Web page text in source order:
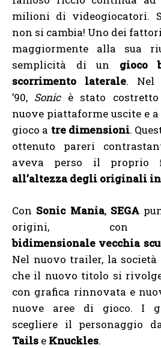
milioni di videogiocatori.
non si cambia! Uno dei
maggiormente alla sua
semplicità di un gioco
scorrimento laterale. Nel
’90, Sonicè stato
nuove piattaforme uscite e
gioco a tre dimensioni.
ottenuto pareri
aveva perso il proprio
all’altezza degli originali in
Con Sonic Mania, SEGA
origini,
bidimensionale vecchia
Nel nuovo trailer, la società
che il nuovo titolo si
con grafica rinnovata e
nuove aree di gioco. I
scegliere il personaggio
Tails e Knuckles.